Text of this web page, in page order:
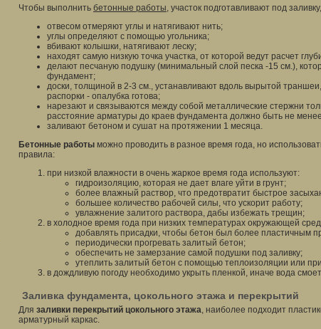
Чтобы выполнить бетонные работы, участок подготавливают под
отвесом отмеряют углы и натягивают нить;
углы определяют с помощью угольника;
вбивают колышки, натягивают леску;
находят самую низкую точка участка, от которой ведут расчет
делают песчаную подушку (минимальный слой песка -15 см.),
фундамент;
доски, толщиной в 2-3 см., устанавливают вдоль вырытой
распорки - опалубка готова;
нарезают и связываются между собой металлические стержни
расстояние арматуры до краев фундамента должно быть не
заливают бетоном и сушат на протяжении 1 месяца.
Бетонные работы можно проводить в разное время года, но
правила:
при низкой влажности в очень жаркое время года используют:
гидроизоляцию, которая не дает влаге уйти в грунт;
более влажный раствор, что предотвратит быстрое
большее количество рабочей силы, что ускорит работу;
увлажнение залитого раствора, дабы избежать трещин;
в холодное время года при низких температурах окружающей
добавлять присадки, чтобы бетон был более пластичным
периодически прогревать залитый бетон;
обеспечить не замерзание самой подушки под заливку;
утеплить залитый бетон с помощью теплоизоляции или
в дождливую погоду необходимо укрыть пленкой, иначе вода
Заливка фундамента, цокольного этажа и перекрытий
Для заливки перекрытий цокольного этажа, наиболее подходит
арматурный каркас.